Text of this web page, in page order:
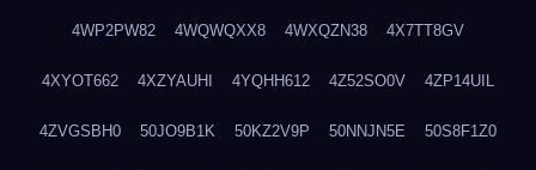
4WP2PW82 4WQWQXX8 4WXQZN38 4X7TT8GV
4XYOT662 4XZYAUHI 4YQHH612 4Z52SO0V 4ZP14UIL
4ZVGSBH0 50JO9B1K 50KZ2V9P 50NNJN5E 50S8F1Z0